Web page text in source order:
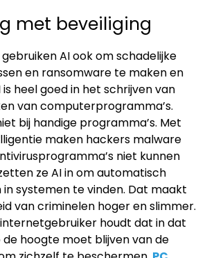
met beveiliging
AI ook om schadelijke
en ransomware te maken en
heel goed in het schrijven van
van computerprogramma’s.
bij handige programma’s. Met
maken hackers malware
niet kunnen
ze AI in om automatisch
systemen te vinden. Dat maakt
van criminelen hoger en slimmer.
houdt dat in dat
de hoogte moet blijven van de